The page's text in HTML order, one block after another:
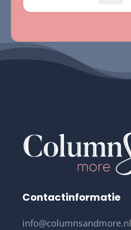
Contactinformatie
info@columnsandmore.nl